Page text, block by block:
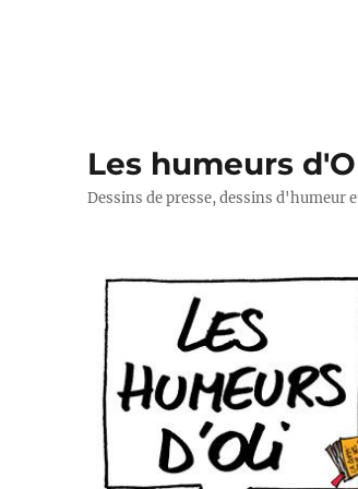
Les humeurs
Dessins de presse, dessins d'humeur